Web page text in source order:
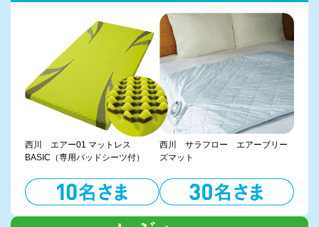
西川 エアー01 マットレス
BASIC（専用パッドシーツ付）
西川 サラフロー エアーブリー
ズマット